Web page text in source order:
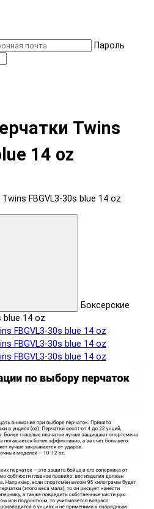
Пароль
Twins
14 oz
FBGVL3-30s blue 14 oz
Боксерские
blue 14 oz